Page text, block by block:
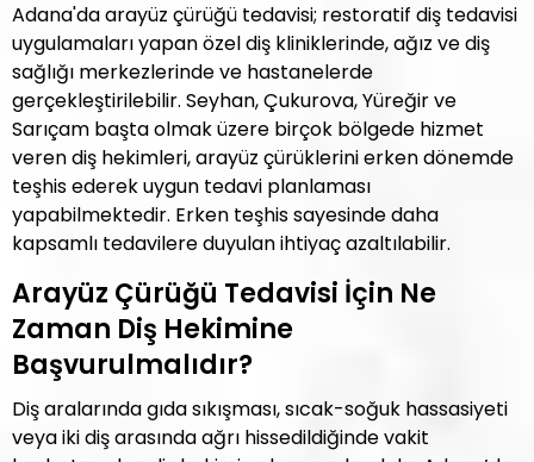
Adana'da arayüz çürüğü tedavisi; restoratif diş tedavisi
uygulamaları yapan özel diş kliniklerinde, ağız ve diş
sağlığı merkezlerinde ve hastanelerde
gerçekleştirilebilir. Seyhan, Çukurova, Yüreğir ve
Sarıçam başta olmak üzere birçok bölgede hizmet
veren diş hekimleri, arayüz çürüklerini erken dönemde
teşhis ederek uygun tedavi planlaması
yapabilmektedir. Erken teşhis sayesinde daha
kapsamlı tedavilere duyulan ihtiyaç azaltılabilir.
Arayüz Çürüğü Tedavisi İçin Ne
Zaman Diş Hekimine
Başvurulmalıdır?
Diş aralarında gıda sıkışması, sıcak-soğuk hassasiyeti
veya iki diş arasında ağrı hissedildiğinde vakit